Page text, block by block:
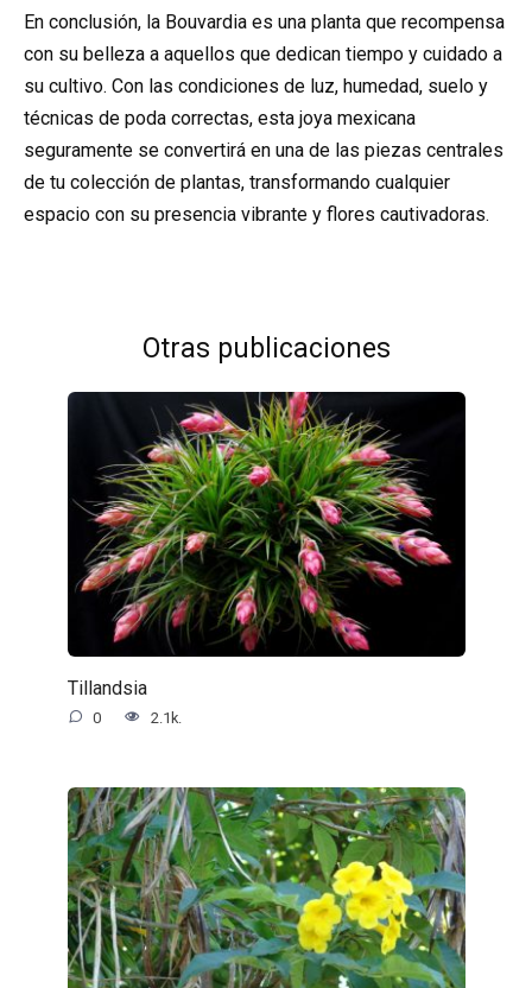
En conclusión, la Bouvardia es una planta que recompensa
con su belleza a aquellos que dedican tiempo y cuidado a
su cultivo. Con las condiciones de luz, humedad, suelo y
técnicas de poda correctas, esta joya mexicana
seguramente se convertirá en una de las piezas centrales
de tu colección de plantas, transformando cualquier
espacio con su presencia vibrante y flores cautivadoras.
Otras publicaciones
Tillandsia
0 2.1k.